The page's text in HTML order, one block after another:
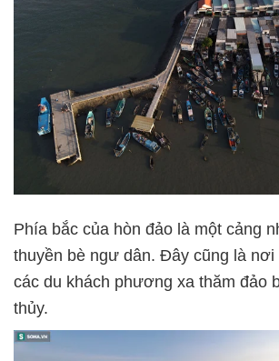
Phía bắc của hòn đảo là một cảng
thuyền bè ngư dân. Đây cũng là nơi
các du khách phương xa thăm đảo
thủy.